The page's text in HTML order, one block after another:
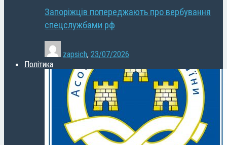
Запоріжців попереджають про вербування
спецслужбами рф
zapsich, 23/07/2026
Політика